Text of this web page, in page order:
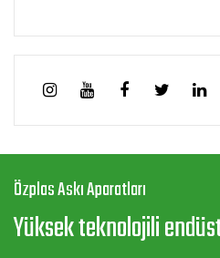
Özplas Askı Aparatları
Yüksek teknolojili